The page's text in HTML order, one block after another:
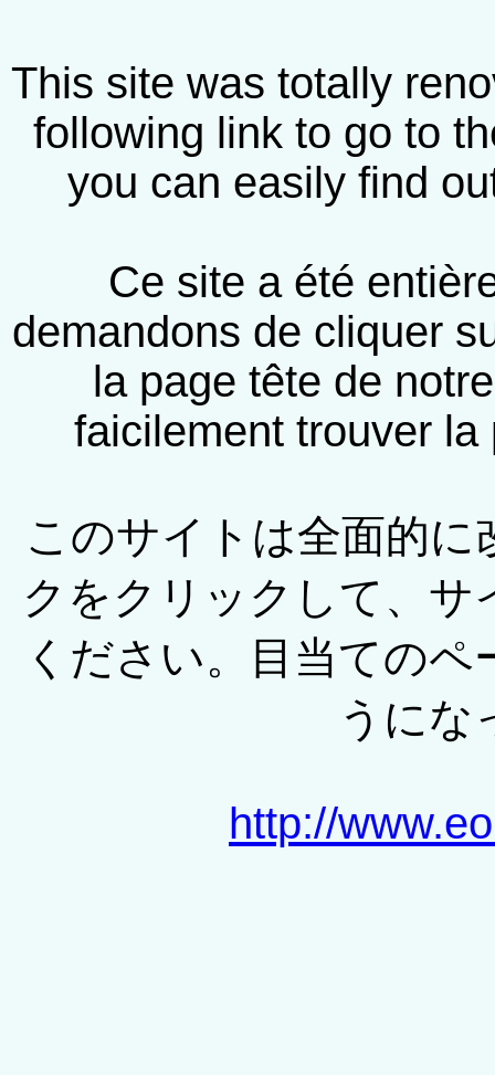
This site was totally
following link to go to
you can easily find
Ce site a été
demandons de cliquer
la page tête de
faicilement trouver
このサイトは全面的
クをクリックして、
ください。目当ての
うにな
http://